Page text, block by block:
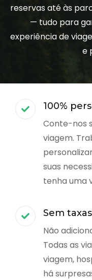
reservas até às
— tudo para
experiência de
e
100%
Conte-nos
viagem.
suas
tenha uma
Sem
Não
Todas as
viagem,
há